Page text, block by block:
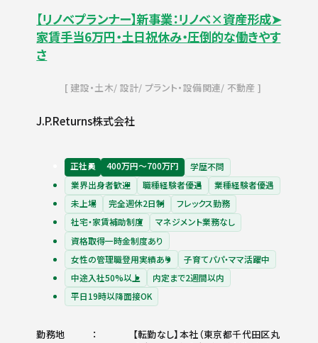
【リノベプランナー】新事業：リノベ×資産形成➤
家賃手当6万円・土日祝休み・圧倒的な働きやす
さ
建設・土木 設計 プラント・設備関連 不動産
J.P.Returns株式会社
正社員 400万円〜700万円
学歴不問
業界出身者歓迎
職種経験者優遇
業種経験者優遇
未上場
完全週休2日制
フレックス勤務
社宅・家賃補助制度
マネジメント業務なし
資格取得一時金制度あり
女性の管理職登用実績あり
子育てパパ・ママ活躍中
中途入社50%以上
内定まで2週間以内
平日19時以降面接OK
勤務地
【転勤なし】本社（東京都千代田区丸